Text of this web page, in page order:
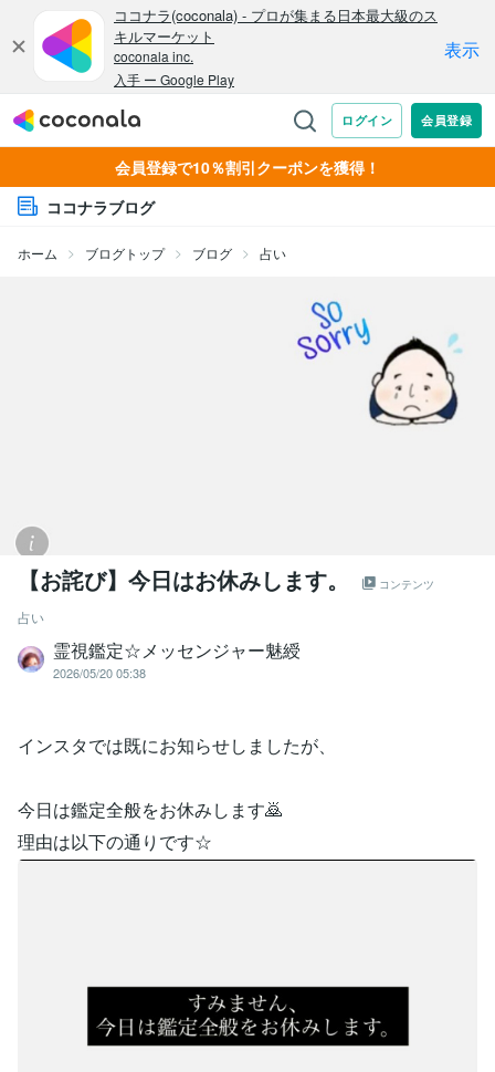
会員登録で10％割引クーポンを獲得！
ココナラブログ
ホーム ブログトップ ブログ 占い
【お詫び】今日はお休みします。 コンテンツ
占い
霊視鑑定☆メッセンジャー魅綬
2026/05/20 05:38
インスタでは既にお知らせしましたが、
今日は鑑定全般をお休みします🙇
理由は以下の通りです☆